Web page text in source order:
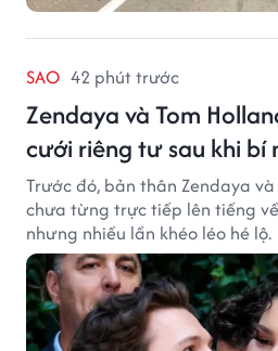
SAO 42 phút trước
Zendaya và Tom
cưới riêng tư sau khi bí
Trước đó, bản thân Zendaya
chưa từng trực tiếp lên tiếng
nhưng nhiều lần khéo léo hé lộ.